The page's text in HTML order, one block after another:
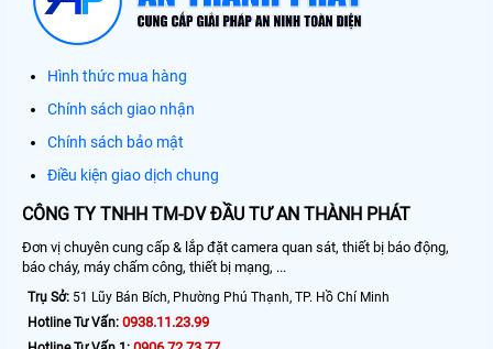
Hình thức mua hàng
Chính sách giao nhận
Chính sách bảo mật
Điều kiện giao dịch chung
CÔNG TY TNHH TM-DV ĐẦU TƯ AN THÀNH PHÁT
Đơn vị chuyên cung cấp & lắp đặt camera quan sát, thiết bị báo động,
báo cháy, máy chấm công, thiết bị mạng, ...
Trụ Sở: 51 Lũy Bán Bích, Phường Phú Thạnh, TP. Hồ Chí Minh
Hotline Tư Vấn: 0938.11.23.99